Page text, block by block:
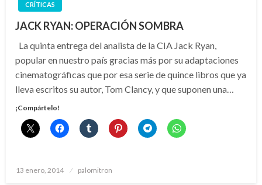
CRÍTICAS
JACK RYAN: OPERACIÓN SOMBRA
La quinta entrega del analista de la CIA Jack Ryan,
popular en nuestro país gracias más por su adaptaciones
cinematográficas que por esa serie de quince libros que ya
lleva escritos su autor, Tom Clancy, y que suponen una…
¡Compártelo!
Publicado
13 enero, 2014 palomitron